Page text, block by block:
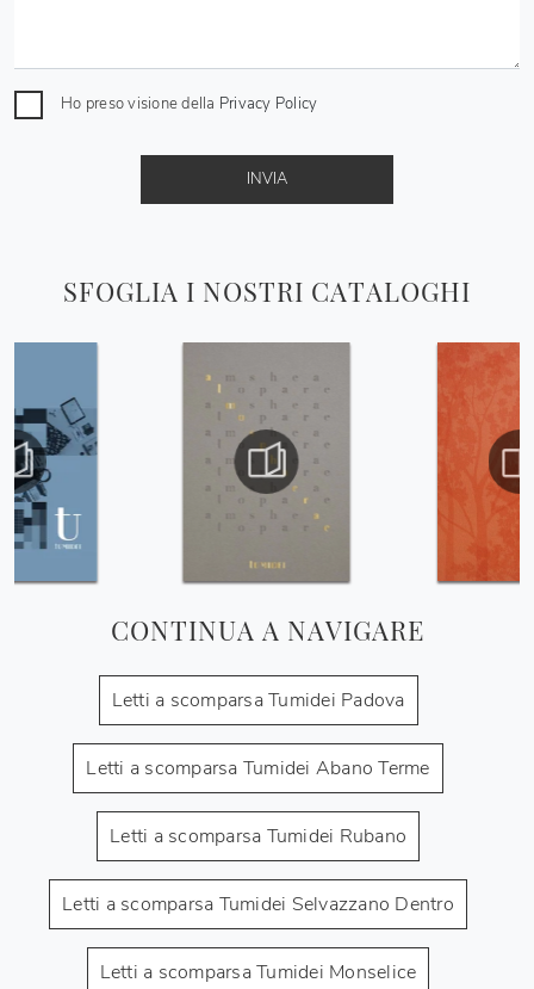
SFOGLIA I NOSTRI CATALOGHI
CONTINUA A NAVIGARE
Letti a scomparsa Tumidei Padova
Letti a scomparsa Tumidei Abano Terme
Letti a scomparsa Tumidei Rubano
Letti a scomparsa Tumidei Selvazzano Dentro
Letti a scomparsa Tumidei Monselice
Ho preso visione della Privacy Policy
INVIA